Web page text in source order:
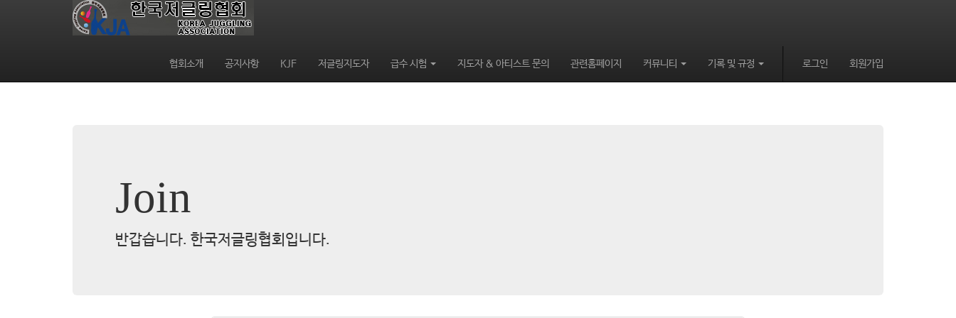
협회소개 공지사항 KJF 저글링지도자 급수 시험 지도자 & 아티스트 문의 관련홈페이지 커뮤니티 기록 및 규정 로그인 회원가입
Join
반갑습니다. 한국저글링협회입니다.